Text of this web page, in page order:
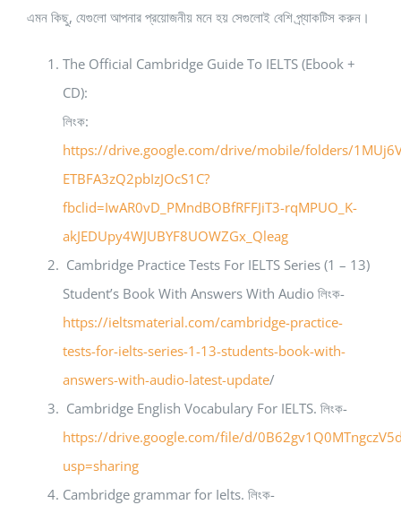
এমন কিছু, যেগুলো আপনার প্রয়োজনীয় মনে হয় সেগুলোই বেশি প্র্যাকটিস করুন।
The Official Cambridge Guide To IELTS (Ebook +
CD):
লিংক:
https://drive.google.com/drive/mobile/folders/
ETBFA3zQ2pbIzJOcS1C?
fbclid=IwAR0vD_PMndBOBfRFFJiT3-rqMPUO_K-
akJEDUpy4WJUBYF8UOWZGx_Qleag
Cambridge Practice Tests For IELTS Series (1 – 13)
Student’s Book With Answers With Audio লিংক-
https://ieltsmaterial.com/cambridge-practice-
tests-for-ielts-series-1-13-students-book-with-
answers-with-audio-latest-update/
Cambridge English Vocabulary For IELTS. লিংক-
https://drive.google.com/file/d/
usp=sharing
Cambridge grammar for Ielts. লিংক-